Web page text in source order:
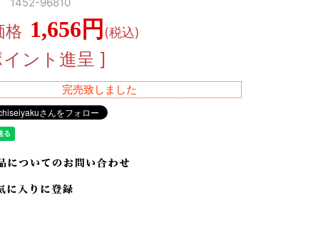
格 1,656円 (税込)
ント進呈 ]
完売致しました